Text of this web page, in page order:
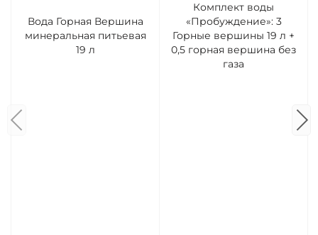
Вода Горная Вершина
минеральная питьевая
19 л
Комплект воды
«Пробуждение»: 3
Горные вершины 19 л +
0,5 горная вершина без
газа